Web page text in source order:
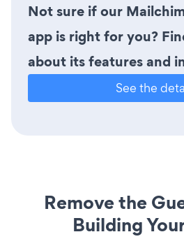
Not sure if our
app is right for you?
about its features and
See the
Remove the
Building